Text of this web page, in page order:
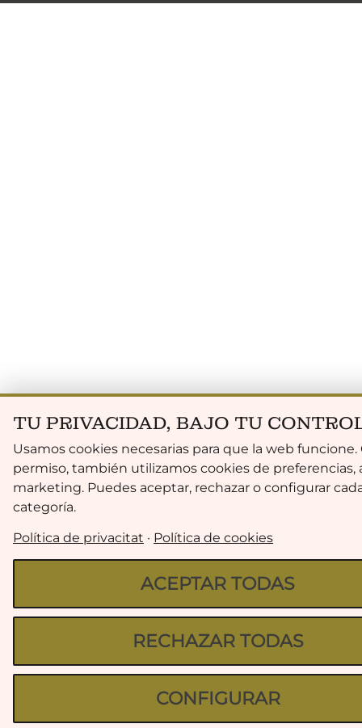
TU PRIVACIDAD, BAJO TU
Usamos cookies necesarias para que la web funcione.
permiso, también utilizamos cookies de preferencias,
marketing. Puedes aceptar, rechazar o configurar
categoría.
Política de privacitat · Política de cookies
ACEPTAR TODAS
RECHAZAR TODAS
CONFIGURAR